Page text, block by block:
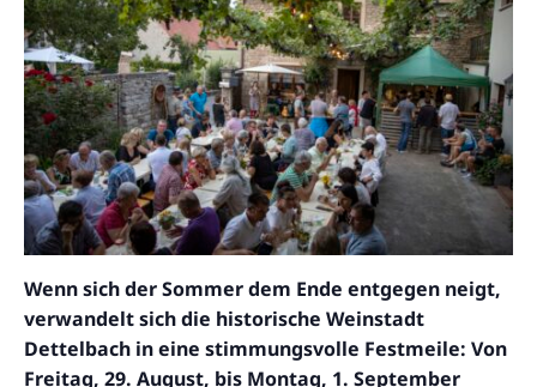
Wenn sich der Sommer dem Ende entgegen neigt,
verwandelt sich die historische Weinstadt
Dettelbach in eine stimmungsvolle Festmeile: Von
Freitag, 29. August, bis Montag, 1. September